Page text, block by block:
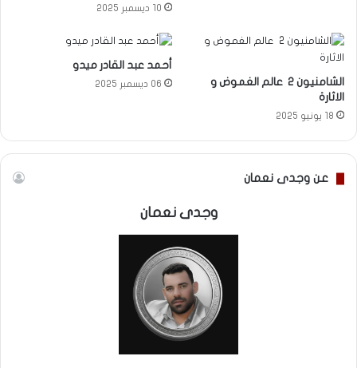
10 ديسمبر 2025
الشامنيون 2 عالم الغموض و
الاثارة
18 يونيو 2025
أحمد عبد القادر ميدو
06 ديسمبر 2025
عن وجدى نعمان
وجدى نعمان